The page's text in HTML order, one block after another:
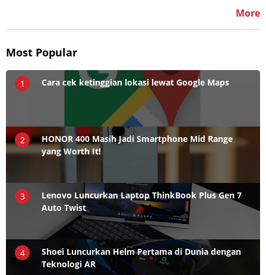
More
Most Popular
1 Cara cek ketinggian lokasi lewat Google Maps
2
HONOR 400 Masih Jadi Smartphone Mid Range
yang Worth It!
3
Lenovo Luncurkan Laptop ThinkBook Plus Gen 7
Auto Twist
4
Shoei Luncurkan Helm Pertama di Dunia dengan
Teknologi AR